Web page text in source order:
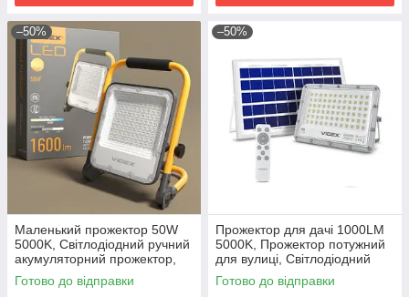
–50%
Маленький прожектор 50W
5000K, Світлодіодний ручний
акумуляторний прожектор,
Світлодіодний прожектор від
акумулятора, RYH
Готово до відправки
–50%
Прожектор для дачі 1000LM
5000K, Прожектор потужний
для вулиці, Світлодіодний
прожектор вуличного
освітлення, RYH
Готово до відправки